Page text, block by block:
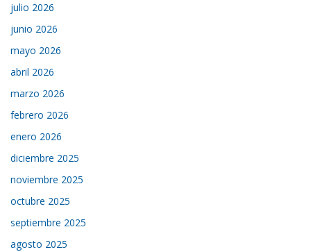
julio 2026
junio 2026
mayo 2026
abril 2026
marzo 2026
febrero 2026
enero 2026
diciembre 2025
noviembre 2025
octubre 2025
septiembre 2025
agosto 2025